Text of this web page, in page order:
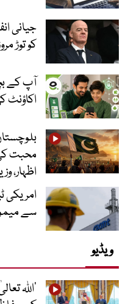
جیانی
کو توڑ
آپ کے
اکاؤنٹ
محبت
اظہار،
امریکی
سے
ویڈیو
’اللہ